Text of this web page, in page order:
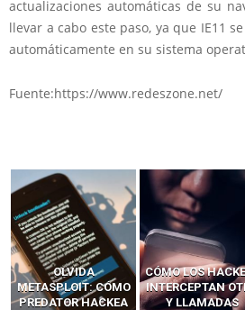
actualizaciones automáticas de su
llevar a cabo este paso, ya que IE11
automáticamente en su sistema
Fuente:https://www.redeszone.net/
OLVIDA
METASPLOIT: CÓMO
PREDATOR HACKEA
CÓMO LOS
INTERCEPTAN
Y LLAMADAS